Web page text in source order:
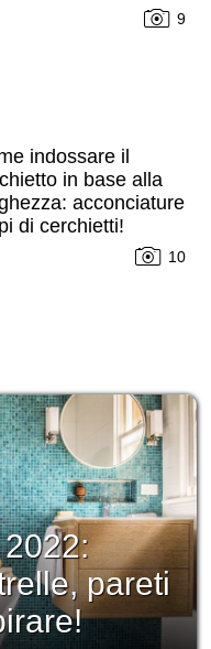
9
indossare il
in base alla
acconciature
di cerchietti!
10
pareti